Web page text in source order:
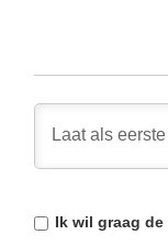
Ik wil graag de